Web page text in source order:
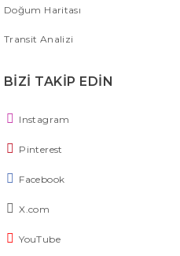
Doğum Haritası
Transit Analizi
BİZİ TAKİP EDİN
Instagram
Pinterest
Facebook
X.com
YouTube